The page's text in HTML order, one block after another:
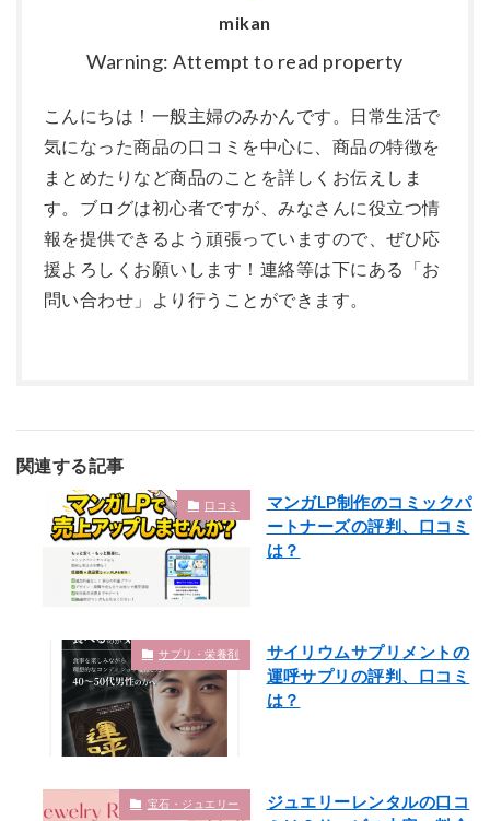
mikan
Warning: Attempt to read property
こんにちは！一般主婦のみかんです。日常生活で
気になった商品の口コミを中心に、商品の特徴を
まとめたりなど商品のことを詳しくお伝えしま
す。ブログは初心者ですが、みなさんに役立つ情
報を提供できるよう頑張っていますので、ぜひ応
援よろしくお願いします！連絡等は下にある「お
問い合わせ」より行うことができます。
関連する記事
口コミ
マンガLP制作のコミックパ
ートナーズの評判、口コミ
は？
サプリ・栄養剤
サイリウムサプリメントの
運呼サプリの評判、口コミ
は？
宝石・ジュエリー
ジュエリーレンタルの口コ